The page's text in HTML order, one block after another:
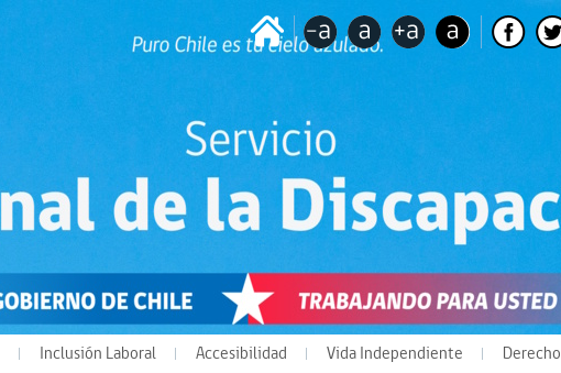
Inclusión Laboral Accesibilidad Vida Independiente Derecho